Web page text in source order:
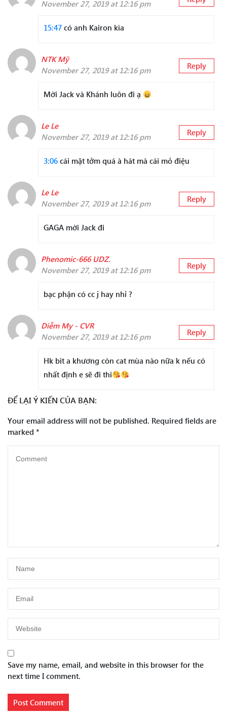
November 27, 2019 at 12:16 pm
15:47 có anh Kairon kìa
NTK Mỹ
November 27, 2019 at 12:16 pm
Reply
Mời Jack và Khánh luôn đi ạ
Le Le
November 27, 2019 at 12:16 pm
Reply
3:06 cái mặt tởm quá à hát mà cái mỏ điệu
Le Le
November 27, 2019 at 12:16 pm
Reply
GAGA mời Jack đi
Phenomic-666 UDZ.
November 27, 2019 at 12:16 pm
Reply
bạc phận có cc j hay nhỉ ?
Diễm My - CVR
November 27, 2019 at 12:16 pm
Reply
Hk bit a khương còn cat mùa nào nữa k nếu có
nhất định e sẽ đi thi
ĐỂ LẠI Ý KIẾN CỦA BẠN:
Your email address will not be published. Required fields are
marked *
Save my name, email, and website in this browser for the
next time I comment.